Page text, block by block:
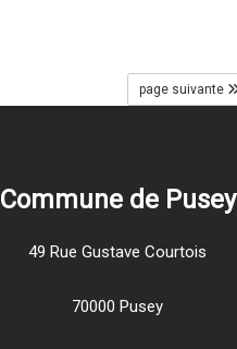
page suivante
Commune de Pusey
49 Rue Gustave Courtois
70000 Pusey